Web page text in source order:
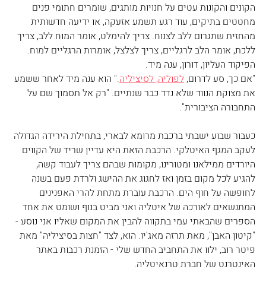
הקונים והקונות עטים על חנויות מותגים, שומרים חתומי פנים
מחטטים בתיקים, עוד רגע תשמע אזעקה, או ידיעה חדשותית
מהחזית שתגרום ללב לצנוח. צריך להימלט, אומר המוח ללב, צריך
ללכת, אומר הלב לרגליים, צריך לצלצל, אומרות הרגליים למוח.
הפיקוד העליון, דורון, ענה מיד.
"אם כך, סע לדרום, לפוליה, לסיציליה." הוא ענה מיד לאחר ששמע
את מצוקת הנווד שלא נדד כבר שנתיים. "רק אל תסמוך שם על
התחבורה הציבורית".
כעבור שבוע ישבתי ברכבת מרומא לבארי, בתחילת הירידה הגדולה
לעקב המגף האיטלקי. הרכבת הזאת היא עדיין שריד של הקווים
היורדים ממילאנו ומטורינו, מקומות שבהם צריך לעבוד קשה,
להגיע לכל מקום בזמן ואז לחגוג את ההישג ולרדת פעם בשנה
לחופשה על חוף הים. הרכבת עוברת מתחת להרי האפנינים
המתנשאים לאורכה של איטליה ואני מביט בנוף ושומט את אחד
הספרים שהבאתי עמי בתקווה להבין את המקום שאליו אני נוסע -
"קיטון האבן", מאת תרזה מאג'יו. הוא, לצד "חצות בסיציליה" מאת
פיטר רוב, ילוו את התחביב החדש שלי - הזמנת רכבות באתר
האינטרנט של חברת טרנאיטליה.